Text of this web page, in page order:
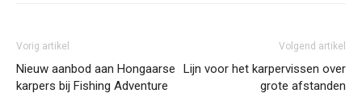
Vorig artikel
Nieuw aanbod aan Hongaarse
karpers bij Fishing Adventure
Volgend artikel
Lijn voor het karpervissen over
grote afstanden